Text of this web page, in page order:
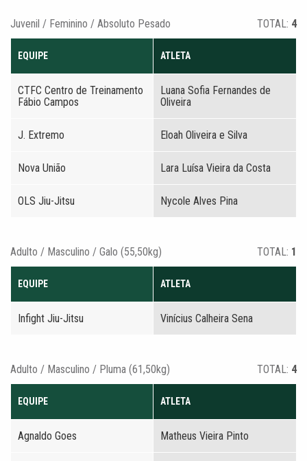
Juvenil / Feminino / Absoluto Pesado TOTAL: 4
EQUIPE ATLETA
CTFC Centro de Treinamento
Fábio Campos
Luana Sofia Fernandes de
Oliveira
J. Extremo Eloah Oliveira e Silva
Nova União Lara Luísa Vieira da Costa
OLS Jiu-Jitsu Nycole Alves Pina
Adulto / Masculino / Galo (55,50kg) TOTAL: 1
EQUIPE ATLETA
Infight Jiu-Jitsu Vinícius Calheira Sena
Adulto / Masculino / Pluma (61,50kg) TOTAL: 4
EQUIPE ATLETA
Agnaldo Goes Matheus Vieira Pinto